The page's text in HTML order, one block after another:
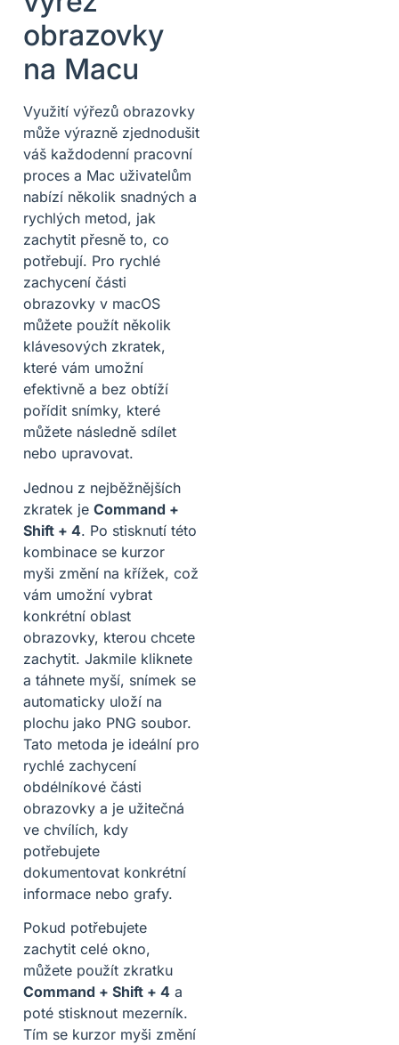
obrazovky
na Macu
Využití výřezů obrazovky
může výrazně zjednodušit
váš každodenní pracovní
proces a Mac uživatelům
nabízí několik snadných a
rychlých metod, jak
zachytit přesně to, co
potřebují. Pro rychlé
zachycení části
obrazovky v macOS
můžete použít několik
klávesových zkratek,
které vám umožní
efektivně a bez obtíží
pořídit snímky, které
můžete následně sdílet
nebo upravovat.
Jednou z nejběžnějších
zkratek je Command +
Shift + 4. Po stisknutí této
kombinace se kurzor
myši změní na křížek, což
vám umožní vybrat
konkrétní oblast
obrazovky, kterou chcete
zachytit. Jakmile kliknete
a táhnete myší, snímek se
automaticky uloží na
plochu jako PNG soubor.
Tato metoda je ideální pro
rychlé zachycení
obdélníkové části
obrazovky a je užitečná
ve chvílích, kdy
potřebujete
dokumentovat konkrétní
informace nebo grafy.
Pokud potřebujete
zachytit celé okno,
můžete použít zkratku
Command + Shift + 4 a
poté stisknout mezerník.
Tím se kurzor myši změní